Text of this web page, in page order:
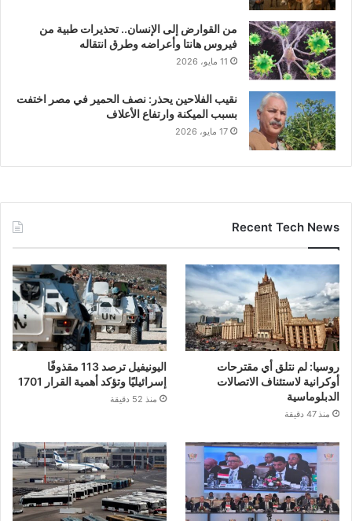
من القوارض إلى الإنسان.. تحذيرات طبية من
فيروس هانتا وأعراضه وطرق انتقاله
11 مايو، 2026
نقيب الفلاحين يحذر: نصف الحمير في مصر اختفت
بسبب الميكنة وارتفاع الأعلاف
17 مايو، 2026
Recent Tech News
روسيا: لم نتلق أي مقترحات
أوكرانية لاستئناف الاتصالات
الدبلوماسية
منذ 47 دقيقة
اليونيفيل ترصد 113 مقذوفًا
إسرائيليًا وتؤكد أهمية القرار 1701
منذ 52 دقيقة